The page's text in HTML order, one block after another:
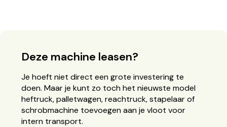
Deze machine leasen?
Je hoeft niet direct een grote investering te
doen. Maar je kunt zo toch het nieuwste model
heftruck, palletwagen, reachtruck, stapelaar of
schrobmachine toevoegen aan je vloot voor
intern transport.